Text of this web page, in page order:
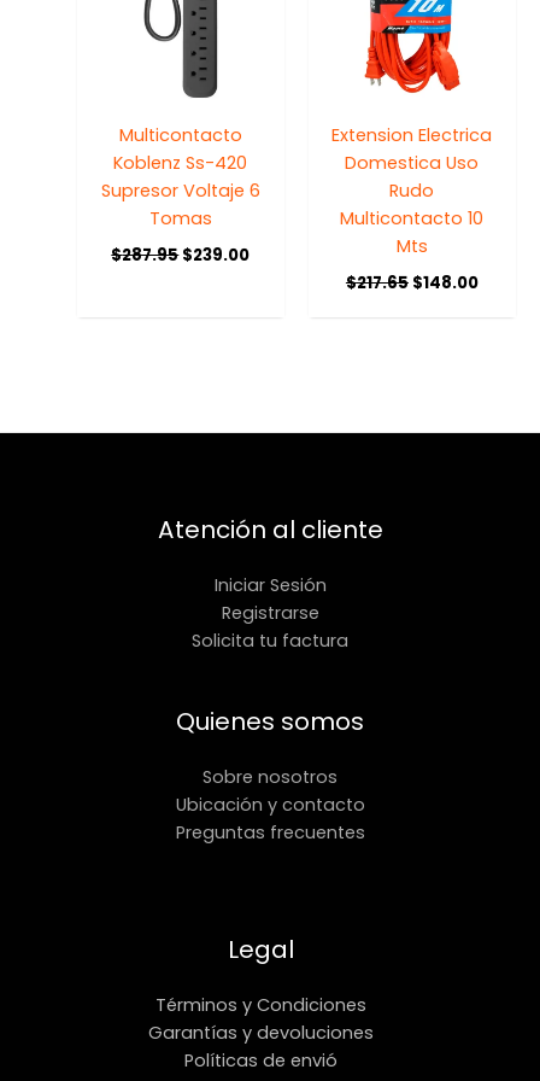
Multicontacto
Koblenz Ss-420
Supresor Voltaje 6
Tomas
$287.95$239.00
Extension Electrica
Domestica Uso
Rudo
Multicontacto 10
Mts
$217.65 $148.00
Atención al cliente
Iniciar Sesión
Registrarse
Solicita tu factura
Quienes somos
Sobre nosotros
Ubicación y contacto
Preguntas frecuentes
Legal
Términos y Condiciones
Garantías y devoluciones
Políticas de envió